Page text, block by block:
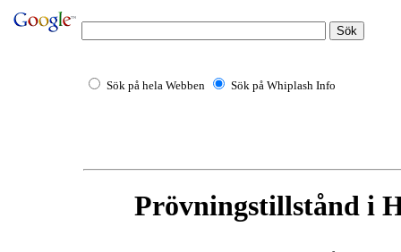
Sök på hela Webben Sök på Whiplash Info
Prövningstillstånd i